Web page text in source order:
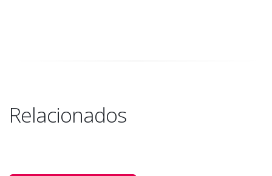
Relacionados